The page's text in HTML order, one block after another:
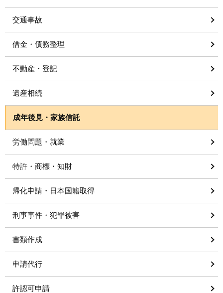
交通事故
借金・債務整理
不動産・登記
遺産相続
成年後見・家族信託
労働問題・就業
特許・商標・知財
帰化申請・日本国籍取得
刑事事件・犯罪被害
書類作成
申請代行
許認可申請